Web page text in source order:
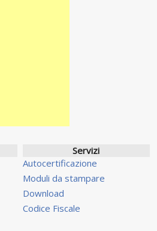
Servizi
Autocertificazione
Moduli da stampare
Download
Codice Fiscale